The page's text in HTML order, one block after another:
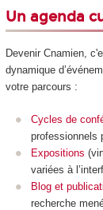
Un agenda
Devenir Cnamien,
dynamique
votre parcours :
Cycles de
professionnels
Expositions
variées à
Blog et
recherche